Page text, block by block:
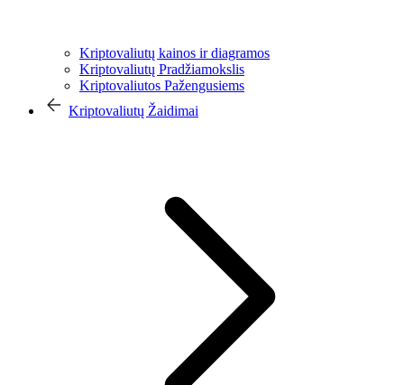
Kriptovaliutų kainos ir diagramos
Kriptovaliutų Pradžiamokslis
Kriptovaliutos Pažengusiems
Kriptovaliutų Žaidimai